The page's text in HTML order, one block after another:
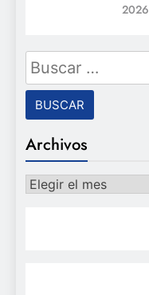
2026
Buscar:
Archivos
Archivos